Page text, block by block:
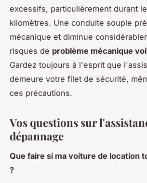
excessifs, particulièrement durant
kilomètres. Une conduite souple
mécanique et diminue
risques de problème mécanique
Gardez toujours à l'esprit que
demeure votre filet de sécurité,
ces précautions.
Vos questions sur
dépannage
Que faire si ma voiture de location
?